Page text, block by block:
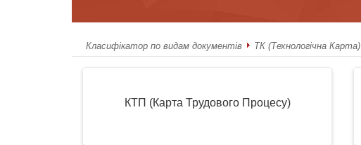
Класифікатор по видам документів ТК (Технологічна Карта)
КТП (Карта Трудового Процесу)